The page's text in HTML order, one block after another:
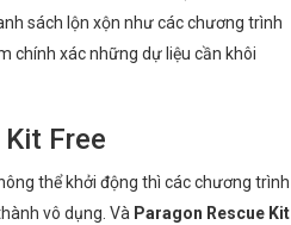
sách lộn xộn như các chương trình
chính xác những dự liệu cần khôi
Free
thể khởi động thì các chương trình
vô dụng. Và Paragon Rescue Kit